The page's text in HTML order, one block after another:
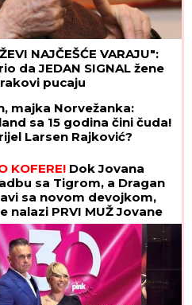
NAJČEŠĆE VARAJU":
da JEDAN SIGNAL žene
pucaju
majka Norvežanka:
sa 15 godina čini čuda!
Larsen Rajković?
KOFERE! Dok Jovana
sa Tigrom, a Dragan
sa novom devojkom,
nalazi PRVI MUŽ Jovane